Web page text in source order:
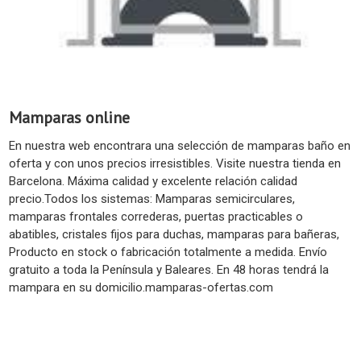
Mamparas online
En nuestra web encontrara una selección de mamparas baño en
oferta y con unos precios irresistibles. Visite nuestra tienda en
Barcelona. Máxima calidad y excelente relación calidad
precio.Todos los sistemas: Mamparas semicirculares,
mamparas frontales correderas, puertas practicables o
abatibles, cristales fijos para duchas, mamparas para bañeras,
Producto en stock o fabricación totalmente a medida. Envío
gratuito a toda la Península y Baleares. En 48 horas tendrá la
mampara en su domicilio.mamparas-ofertas.com